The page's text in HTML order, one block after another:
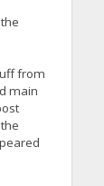
from
main